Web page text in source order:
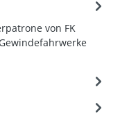
von FK